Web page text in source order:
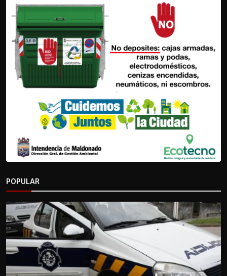
POPULAR